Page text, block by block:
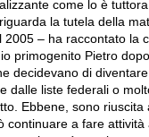
come lo è
la tutela della
2005 – ha raccontato la
primogenito Pietro
decidevano di
dalle liste federali o
Ebbene, sono
continuare a fare attività